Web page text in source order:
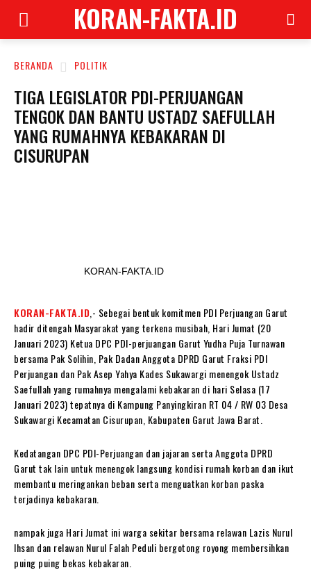
KORAN-FAKTA.ID
BERANDA POLITIK
TIGA LEGISLATOR PDI-PERJUANGAN
TENGOK DAN BANTU USTADZ SAEFULLAH
YANG RUMAHNYA KEBAKARAN DI
CISURUPAN
KORAN-FAKTA.ID
KORAN-FAKTA.ID ,- Sebegai bentuk komitmen PDI Perjuangan Garut
hadir ditengah Masyarakat yang terkena musibah, Hari Jumat (20
Januari 2023) Ketua DPC PDI-perjuangan Garut Yudha Puja Turnawan
bersama Pak Solihin, Pak Dadan Anggota DPRD Garut Fraksi PDI
Perjuangan dan Pak Asep Yahya Kades Sukawargi menengok Ustadz
Saefullah yang rumahnya mengalami kebakaran di hari Selasa (17
Januari 2023) tepatnya di Kampung Panyingkiran RT 04 / RW 03 Desa
Sukawargi Kecamatan Cisurupan, Kabupaten Garut Jawa Barat.
Kedatangan DPC PDI-Perjuangan dan jajaran serta Anggota DPRD
Garut tak lain untuk menengok langsung kondisi rumah korban dan ikut
membantu meringankan beban serta menguatkan korban paska
terjadinya kebakaran.
nampak juga Hari Jumat ini warga sekitar bersama relawan Lazis Nurul
Ihsan dan relawan Nurul Falah Peduli bergotong royong membersihkan
puing puing bekas kebakaran.